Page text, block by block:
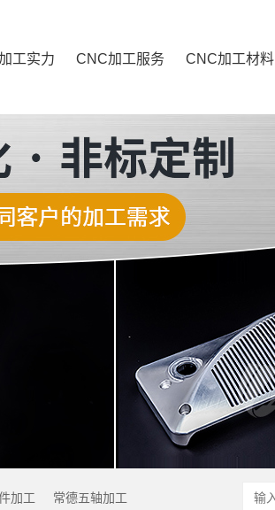
工实力 CNC加工服务 CNC加工材料
加工 常德五轴加工